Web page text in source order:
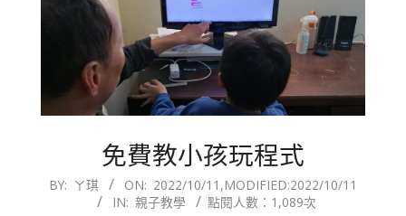
免費教小孩玩程式
2022-
BY: ㄚ琪 ON: 2022/10/11 ,MODIFIED:2022/10/11
IN: 親子教學 點閱人數：1,089次